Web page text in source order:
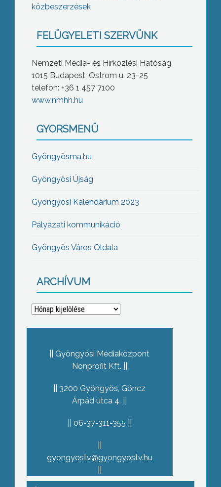
közbeszerzések
FELÜGYELETI SZERVÜNK
Nemzeti Média- és Hírközlési Hatóság
1015 Budapest, Ostrom u. 23-25
telefon: +36 1 457 7100
www.nmhh.hu
GYORSMENÜ
Gyöngyösma.hu
Gyöngyösi Újság
Gyöngyösi Kalendárium 2023
Pályázati kommunikáció
Gyöngyös Város Oldala
ARCHÍVUM
Archívum
Gyöngyösi Médiaközpont
Nonprofit Kft.
3200 Gyöngyös, Göncz
Árpád utca 4.
06-37-311-355
gyongyostv@gyongyostv.hu